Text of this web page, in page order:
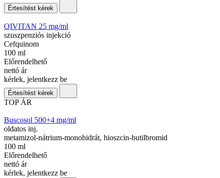
Értesítést kérek
QIVITAN 25 mg/ml
szuszpenziós injekció
Cefquinom
100 ml
Előrendelhető
nettó ár
kérlek, jelentkezz be
Értesítést kérek
TOP ÁR
Buscosol 500+4 mg/ml
oldatos inj.
metamizol-nátrium-monohidrát, hioszcin-butilbromid
100 ml
Előrendelhető
nettó ár
kérlek, jelentkezz be